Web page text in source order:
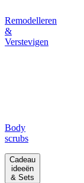
Remodelleren
&
Verstevigen
Body
scrubs
Cadeau
ideeën
& Sets